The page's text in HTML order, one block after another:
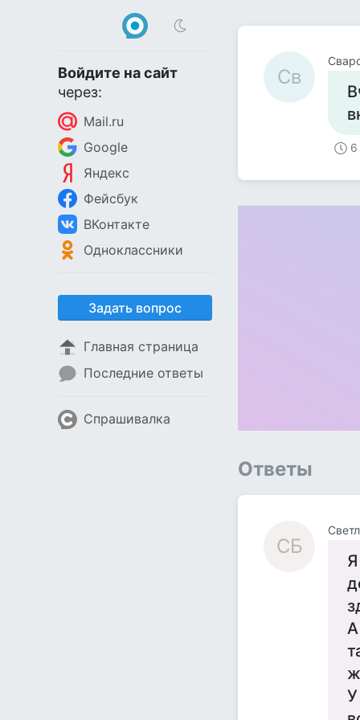
Войдите на сайт
через:
Mail.ru
Google
Яндекс
Фейсбук
ВКонтакте
Одноклассники
Задать вопрос
Главная страница
Последние ответы
Спрашивалка
Св
6
Ответы
СБ
А
У